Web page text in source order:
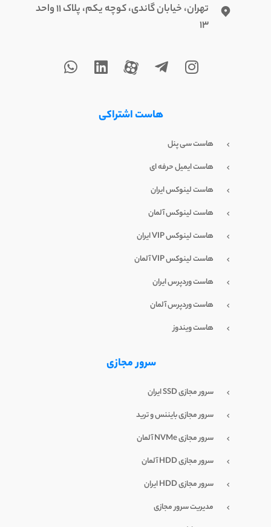
تهران، خیابان گاندی، کوچه یکم، پلاک ۱۱ واحد
۱۳
هاست اشتراکی
هاست سی پنل
هاست ایمیل حرفه ای
هاست لینوکس ایران
هاست لینوکس آلمان
هاست لینوکس VIP ایران
هاست لینوکس VIP آلمان
هاست وردپرس ایران
هاست وردپرس آلمان
هاست ویندوز
سرور مجازی
سرور مجازی SSD ایران
سرور مجازی بایننس و ترید
سرور مجازی NVMe آلمان
سرور مجازی HDD آلمان
سرور مجازی HDD ایران
مدیریت سرور مجازی